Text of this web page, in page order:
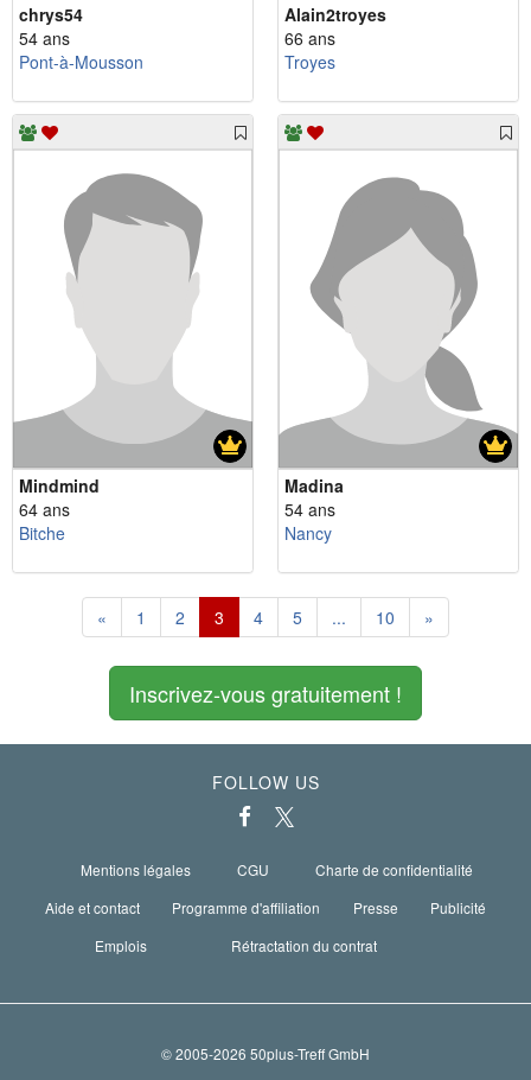
chrys54
54 ans
Pont-à-Mousson
Alain2troyes
66 ans
Troyes
Mindmind
64 ans
Bitche
Madina
54 ans
Nancy
« 1 2 3 4 5 ... 10 »
Inscrivez-vous gratuitement !
FOLLOW US
Mentions légales CGU
Charte de confidentialité
Aide et contact
Programme d'affiliation Presse
Publicité
Emplois
Rétractation du contrat
© 2005-2026 50plus-Treff GmbH